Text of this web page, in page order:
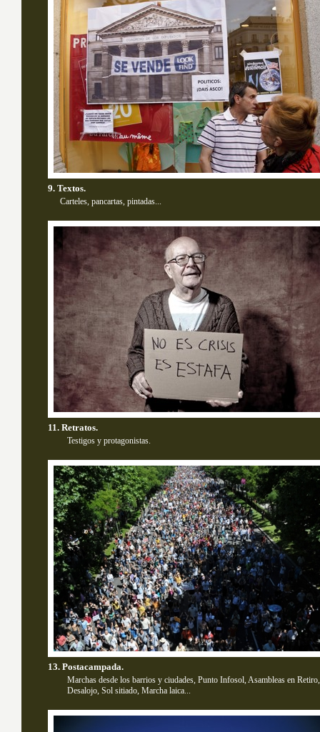
9. Textos.
Carteles, pancartas, pintadas...
11. Retratos.
Testigos y protagonistas.
13. Postacampada.
Marchas desde los barrios y ciudades, Punto Infosol, Asambleas en Retiro,
Desalojo, Sol sitiado, Marcha laica...